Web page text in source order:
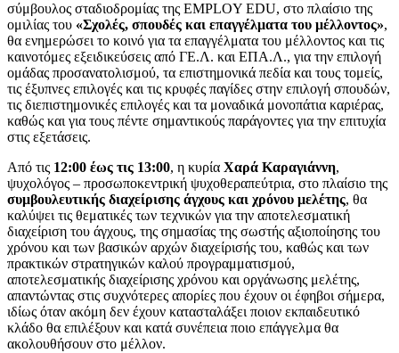
σύμβουλος σταδιοδρομίας της EMPLOY EDU, στο πλαίσιο της
ομιλίας του «Σχολές, σπουδές και επαγγέλματα του μέλλοντος»,
θα ενημερώσει το κοινό για τα επαγγέλματα του μέλλοντος και τις
καινοτόμες εξειδικεύσεις από ΓΕ.Λ. και ΕΠΑ.Λ., για την επιλογή
ομάδας προσανατολισμού, τα επιστημονικά πεδία και τους τομείς,
τις έξυπνες επιλογές και τις κρυφές παγίδες στην επιλογή σπουδών,
τις διεπιστημονικές επιλογές και τα μοναδικά μονοπάτια καριέρας,
καθώς και για τους πέντε σημαντικούς παράγοντες για την επιτυχία
στις εξετάσεις.
Από τις 12:00 έως τις 13:00, η κυρία Χαρά Καραγιάννη,
ψυχολόγος – προσωποκεντρική ψυχοθεραπεύτρια, στο πλαίσιο της
συμβουλευτικής διαχείρισης άγχους και χρόνου μελέτης, θα
καλύψει τις θεματικές των τεχνικών για την αποτελεσματική
διαχείριση του άγχους, της σημασίας της σωστής αξιοποίησης του
χρόνου και των βασικών αρχών διαχείρισής του, καθώς και των
πρακτικών στρατηγικών καλού προγραμματισμού,
αποτελεσματικής διαχείρισης χρόνου και οργάνωσης μελέτης,
απαντώντας στις συχνότερες απορίες που έχουν οι έφηβοι σήμερα,
ιδίως όταν ακόμη δεν έχουν κατασταλάξει ποιον εκπαιδευτικό
κλάδο θα επιλέξουν και κατά συνέπεια ποιο επάγγελμα θα
ακολουθήσουν στο μέλλον.